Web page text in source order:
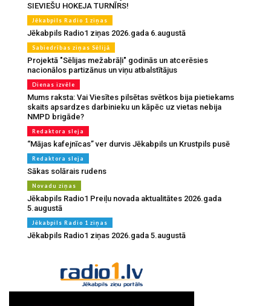
SIEVIEŠU HOKEJA TURNĪRS!
Jēkabpils Radio 1 ziņas
Jēkabpils Radio1 ziņas 2026.gada 6.augustā
Sabiedrības ziņas Sēlijā
Projektā "Sēlijas mežabrāļi" godinās un atcerēsies
nacionālos partizānus un viņu atbalstītājus
Dienas izvēle
Mums raksta: Vai Viesītes pilsētas svētkos bija pietiekams
skaits apsardzes darbinieku un kāpēc uz vietas nebija
NMPD brigāde?
Redaktora sleja
“Mājas kafejnīcas” ver durvis Jēkabpils un Krustpils pusē
Redaktora sleja
Sākas solārais rudens
Novadu ziņas
Jēkabpils Radio1 Preiļu novada aktualitātes 2026.gada
5.augustā
Jēkabpils Radio 1 ziņas
Jēkabpils Radio1 ziņas 2026.gada 5.augustā